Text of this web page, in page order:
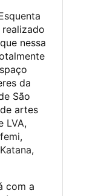
nessa
da
São
artes
LVA,
,
Katana,
com a